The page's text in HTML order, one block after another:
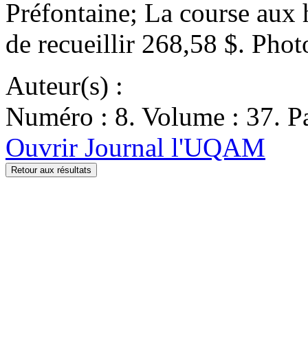
Préfontaine; La course aux
de recueillir 268,58 $.
Auteur(s) :
Numéro : 8. Volume : 37.
Ouvrir Journal l'UQAM
Retour aux résultats